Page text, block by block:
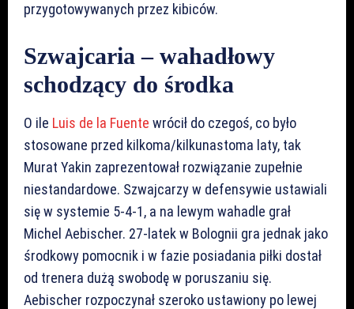
przygotowywanych przez kibiców.
Szwajcaria – wahadłowy
schodzący do środka
O ile Luis de la Fuente wrócił do czegoś, co było
stosowane przed kilkoma/kilkunastoma laty, tak
Murat Yakin zaprezentował rozwiązanie zupełnie
niestandardowe. Szwajcarzy w defensywie ustawiali
się w systemie 5-4-1, a na lewym wahadle grał
Michel Aebischer. 27-latek w Bolognii gra jednak jako
środkowy pomocnik i w fazie posiadania piłki dostał
od trenera dużą swobodę w poruszaniu się.
Aebischer rozpoczynał szeroko ustawiony po lewej